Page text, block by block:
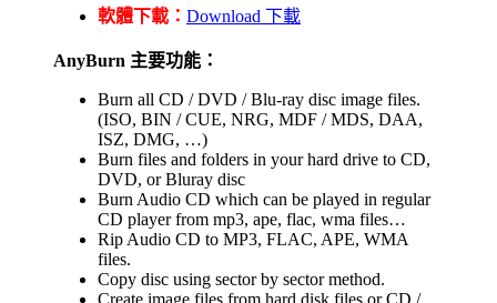
軟體下載： Download 下載
AnyBurn 主要功能：
Burn all CD / DVD / Blu-ray disc image files.
(ISO, BIN / CUE, NRG, MDF / MDS, DAA,
ISZ, DMG, …)
Burn files and folders in your hard drive to CD,
DVD, or Bluray disc
Burn Audio CD which can be played in regular
CD player from mp3, ape, flac, wma files…
Rip Audio CD to MP3, FLAC, APE, WMA
files.
Copy disc using sector by sector method.
Create image files from hard disk files or CD /